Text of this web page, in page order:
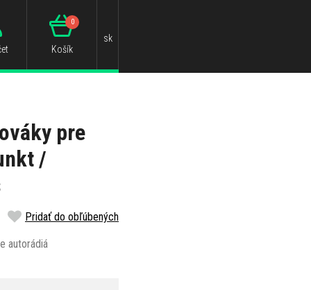
Košík
0
sk
pre
/
Pridať do obľúbených
autorádiá